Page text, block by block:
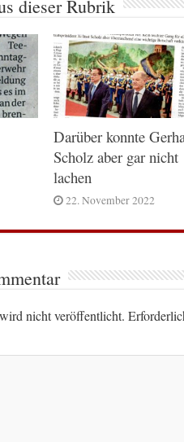
dieser Rubrik
Darüber konnte
Scholz aber gar nicht
lachen
22. November 2022
nicht veröffentlicht.